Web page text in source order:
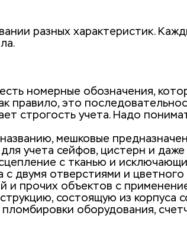
разных характеристик.
номерные обозначения,
правило, это
строгость учета. Надо
мешковые
учета сейфов, цистерн и
с тканью и
с двумя отверстиями и
и прочих объектов с
состоящую из корпуса
оборудования,